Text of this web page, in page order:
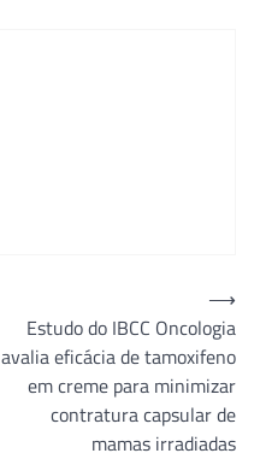
Estudo do IBCC Oncologia
avalia eficácia de tamoxifeno
em creme para minimizar
contratura capsular de
mamas irradiadas
⟶